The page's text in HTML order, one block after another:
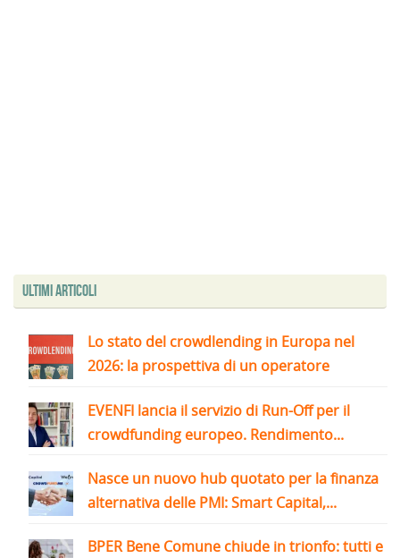
Ultimi articoli
Lo stato del crowdlending in Europa nel
2026: la prospettiva di un operatore
EVENFI lancia il servizio di Run-Off per il
crowdfunding europeo. Rendimento...
Nasce un nuovo hub quotato per la finanza
alternativa delle PMI: Smart Capital,...
BPER Bene Comune chiude in trionfo: tutti e